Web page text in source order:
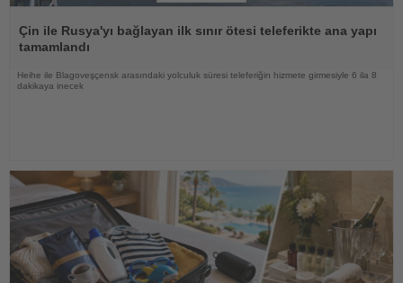
Oku
Çin ile Rusya'yı bağlayan ilk sınır ötesi teleferikte ana yapı
tamamlandı
Heihe ile Blagoveşçensk arasındaki yolculuk süresi teleferiğin hizmete girmesiyle 6 ila 8
dakikaya inecek